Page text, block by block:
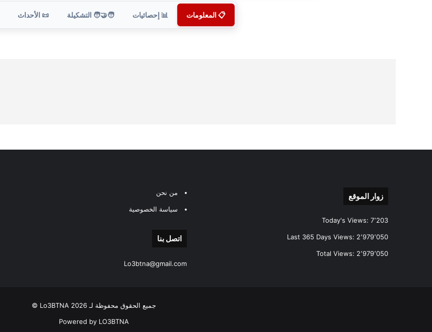
📋 المعلومات 📊 إحصائيات 🧑‍🤝‍🧑 التشكيلة 📜 الأحداث
زوار الموقع
Today's Views: 7٬203
Last 365 Days Views: 2٬979٬050
Total Views: 2٬979٬050
من نحن
سياسة الخصوصية
اتصل بنا
Lo3btna@gmail.com
جميع الحقوق محفوظة لـ Lo3BTNA 2026 ©
Powered by LO3BTNA